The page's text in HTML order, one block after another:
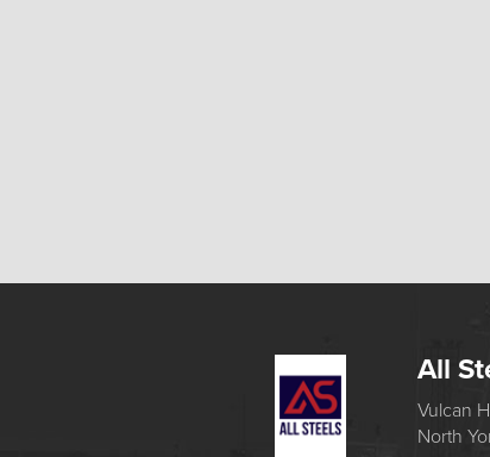
All
Vulcan
North